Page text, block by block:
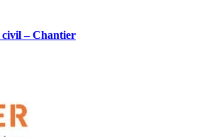
civil – Chantier